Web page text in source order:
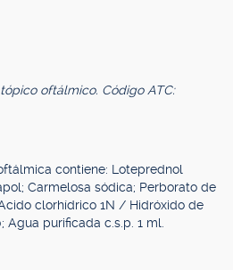
oftálmico. Código ATC:
contiene: Loteprednol
Carmelosa sódica; Perborato de
clorhídrico 1N / Hidróxido de
Agua purificada c.s.p. 1 ml.